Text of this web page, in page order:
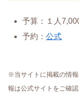
予算：１人
予約：公式
※当サイトに掲載の情
報は公式サイトをご確認